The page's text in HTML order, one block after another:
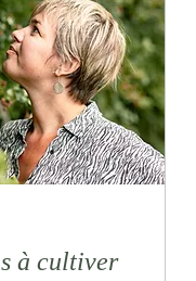
à cultiver